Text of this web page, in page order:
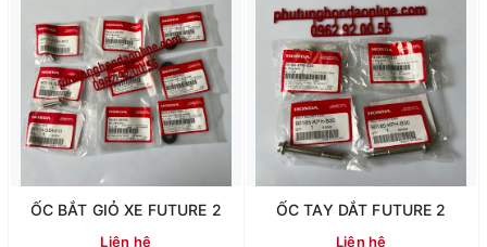
ỐC BẮT GIỎ XE FUTURE 2
Liên hệ
ỐC TAY DẮT FUTURE 2
Liên hệ